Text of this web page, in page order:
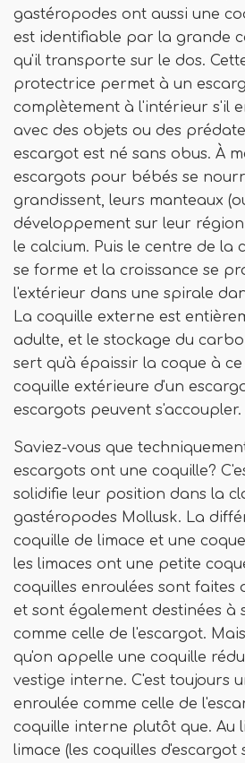
gastéropodes ont aussi une
est identifiable par la grande
qu'il transporte sur le dos.
protectrice permet à un
complètement à l'intérieur s'il
avec des objets ou des
escargot est né sans obus. À
escargots pour bébés se
grandissent, leurs manteaux
développement sur leur
le calcium. Puis le centre de la
se forme et la croissance se
l'extérieur dans une spirale
La coquille externe est
adulte, et le stockage du
sert qu'à épaissir la coque à
coquille extérieure d'un
escargots peuvent s'accoupler.
Saviez-vous que
escargots ont une coquille?
solidifie leur position dans la
gastéropodes Mollusk. La
coquille de limace et une
les limaces ont une petite
coquilles enroulées sont faites
et sont également destinées à
comme celle de l'escargot.
qu'on appelle une coquille
vestige interne. C'est toujours
enroulée comme celle de
coquille interne plutôt que. Au
limace (les coquilles d'escargot